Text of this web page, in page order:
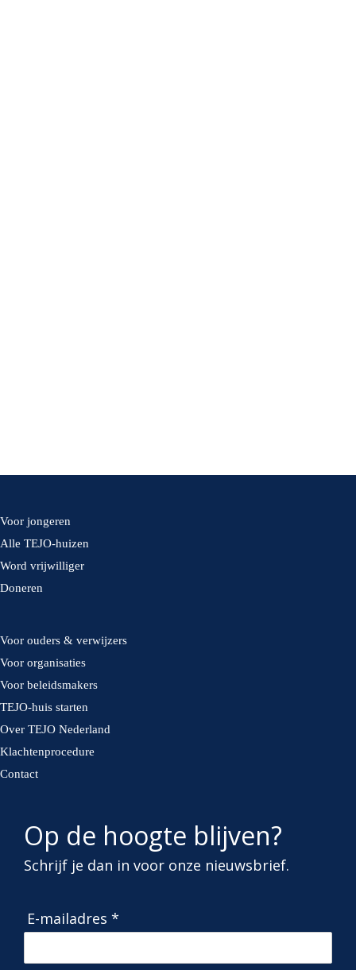
Voor jongeren
Alle TEJO-huizen
Word vrijwilliger
Doneren
Voor ouders & verwijzers
Voor organisaties
Voor beleidsmakers
TEJO-huis starten
Over TEJO Nederland
Klachtenprocedure
Contact
Op de hoogte blijven?
Schrijf je dan in voor onze nieuwsbrief.
E-mailadres *